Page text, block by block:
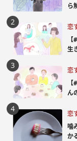
ら
恋
生
恋
ん
恋
噛
か